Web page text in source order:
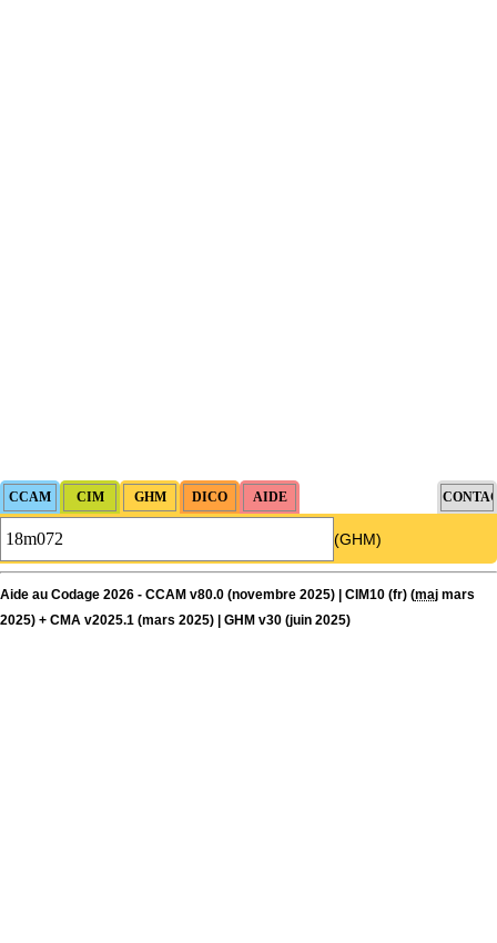
(GHM)
Aide au Codage 2026 - CCAM v80.0 (novembre 2025) | CIM10 (fr) (maj mars
2025) + CMA v2025.1 (mars 2025) | GHM v30 (juin 2025)